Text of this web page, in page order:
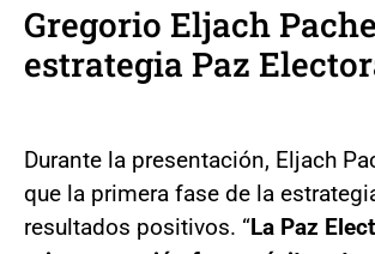
Gregorio Eljach
estrategia Paz
Durante la presentación, Eljach
que la primera fase de la
resultados positivos. “La Paz